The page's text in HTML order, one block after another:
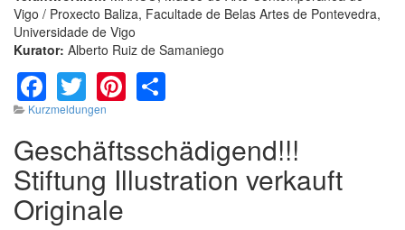
Vigo / Proxecto Baliza, Facultade de Belas Artes de Pontevedra,
Universidade de Vigo
Kurator: Alberto Ruiz de Samaniego
Facebook
TwitterPinterest
Kurzmeldungen
Geschäftsschädigend!!!
Stiftung Illustration verkauft
Originale